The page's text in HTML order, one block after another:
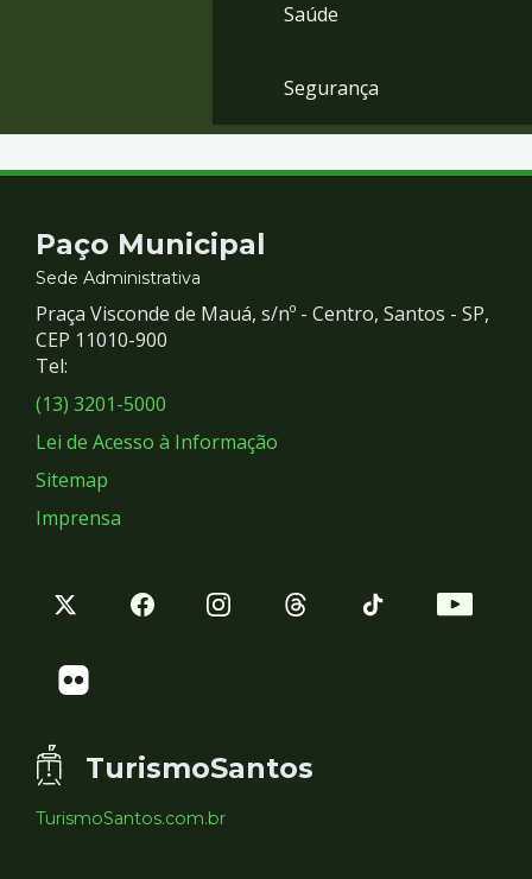
Saúde
Segurança
Contato
e
Redes
Sociais
Paço Municipal
Sede Administrativa
Praça Visconde de Mauá, s/nº - Centro, Santos - SP,
CEP 11010-900
Tel:
(13) 3201-5000
Lei de Acesso à Informação
Sitemap
Imprensa
TurismoSantos
TurismoSantos.com.br